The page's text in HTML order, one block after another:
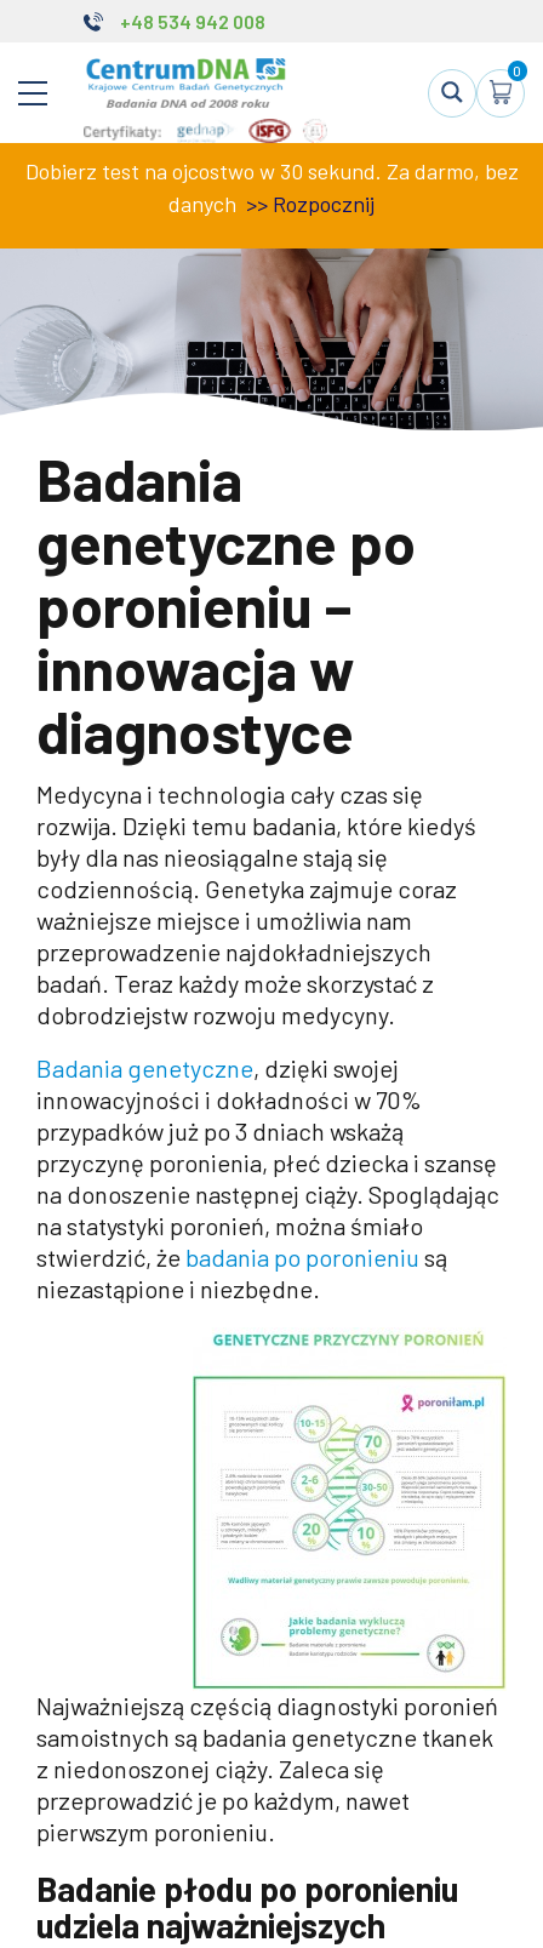
+48 534 942 008
0
Dobierz test na ojcostwo w 30 sekund. Za darmo, bez
danych >> Rozpocznij
Badania
genetyczne po
poronieniu –
innowacja w
diagnostyce
Medycyna i technologia cały czas się
rozwija. Dzięki temu badania, które kiedyś
były dla nas nieosiągalne stają się
codziennością. Genetyka zajmuje coraz
ważniejsze miejsce i umożliwia nam
przeprowadzenie najdokładniejszych
badań. Teraz każdy może skorzystać z
dobrodziejstw rozwoju medycyny.
Badania genetyczne, dzięki swojej
innowacyjności i dokładności w 70%
przypadków już po 3 dniach wskażą
przyczynę poronienia, płeć dziecka i szansę
na donoszenie następnej ciąży. Spoglądając
na statystyki poronień, można śmiało
stwierdzić, że badania po poronieniu są
niezastąpione i niezbędne.
Najważniejszą częścią diagnostyki poronień
samoistnych są badania genetyczne tkanek
z niedonoszonej ciąży. Zaleca się
przeprowadzić je po każdym, nawet
pierwszym poronieniu.
Badanie płodu po poronieniu
udziela najważniejszych